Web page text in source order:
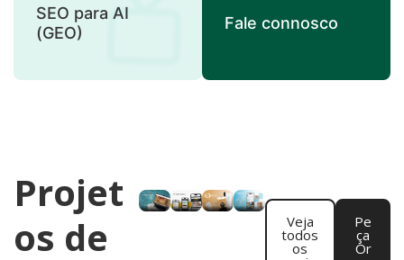
SEO para AI
(GEO)
Fale connosco
Projet
os de
Veja
todos
os
Pe
ça
Or